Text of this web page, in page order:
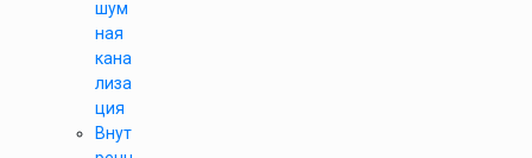
шум
ная
кана
лиза
ция
Внут